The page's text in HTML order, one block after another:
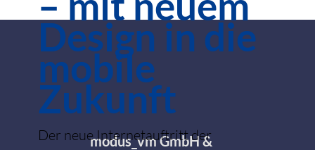
Jubiläumsjahr
neuem
Design
Design in die
mobile
Zukunft
Der neue Internetauftritt der
modus_vm GmbH &